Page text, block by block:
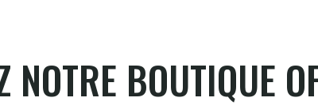
NOTRE BOUTIQUE